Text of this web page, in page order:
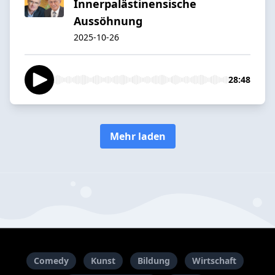
Innerpalästinensische
Aussöhnung
2025-10-26
28:48
Mehr laden
Comedy Kunst Bildung Wirtschaft